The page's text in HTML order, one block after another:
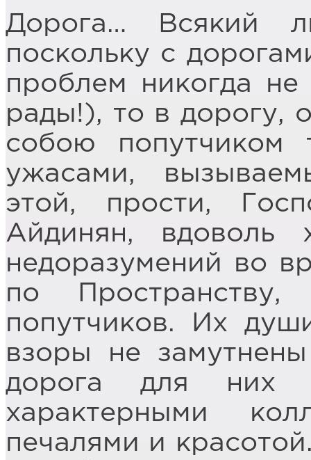
Дорога… Всякий
поскольку с
проблем никогда
рады!), то в дорогу,
собою попутчиком
ужасами,
этой, прости,
Айдинян, вдоволь
недоразумений во
по
попутчиков. Их
взоры не
дорога для них
характерными
печалями и